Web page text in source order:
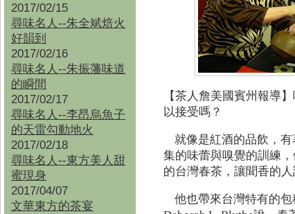
2017/02/15
尋味名人--朱全斌焙火
好韻到
2017/02/16
尋味名人--朱振藩味道
的瞬間
2017/02/17
尋味名人--李昂烏魚子
的天雷勾動地火
2017/02/18
尋味名人--東方美人甜
蜜現身
2017/04/07
文華東方的茶宴
【茶人詹美國賓州報導】
以接受嗎？
就像是紅酒的品飲，
集的味蕾與嗅覺的訓練
的台灣春茶，讓聞香的
他也帶來台灣特有的包